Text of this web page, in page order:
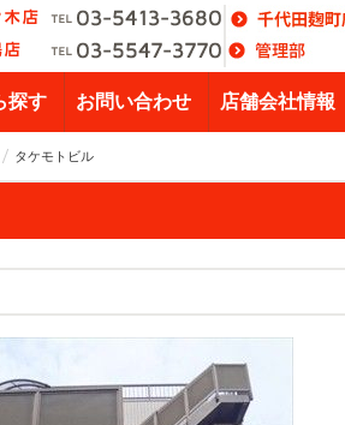
探す お問い合わせ 店舗会社情報
タケモトビル